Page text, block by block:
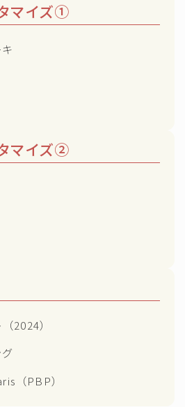
マイズ①
マイズ②
2024）
（PBP）